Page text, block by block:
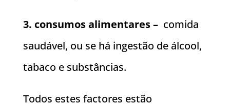
3. consumos alimentares –comida
saudável, ou se há ingestão de álcool,
tabaco e substâncias.
Todos estes factores estão